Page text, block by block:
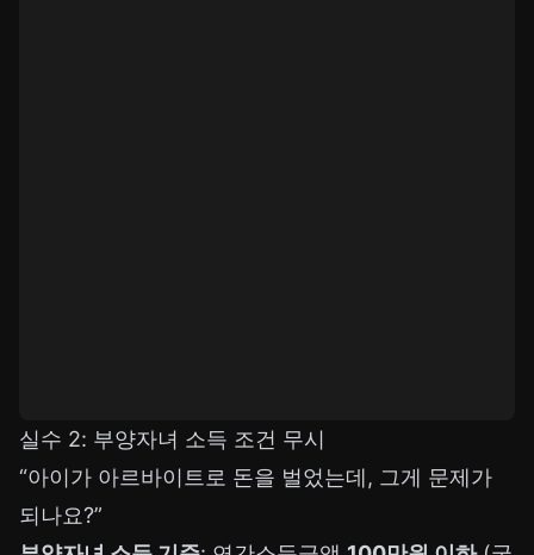
실수 2: 부양자녀 소득 조건 무시
“아이가 아르바이트로 돈을 벌었는데, 그게 문제가
되나요?”